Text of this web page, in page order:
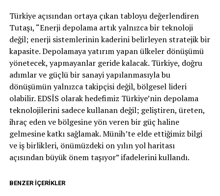
Türkiye açısından ortaya çıkan tabloyu değerlendiren
Tutaşı, “Enerji depolama artık yalnızca bir teknoloji
değil; enerji sistemlerinin kaderini belirleyen stratejik bir
kapasite. Depolamaya yatırım yapan ülkeler dönüşümü
yönetecek, yapmayanlar geride kalacak. Türkiye, doğru
adımlar ve güçlü bir sanayi yapılanmasıyla bu
dönüşümün yalnızca takipçisi değil, bölgesel lideri
olabilir. EDSİS olarak hedefimiz Türkiye’nin depolama
teknolojilerini sadece kullanan değil; geliştiren, üreten,
ihraç eden ve bölgesine yön veren bir güç haline
gelmesine katkı sağlamak. Münih’te elde ettiğimiz bilgi
ve iş birlikleri, önümüzdeki on yılın yol haritası
açısından büyük önem taşıyor” ifadelerini kullandı.
BENZER İÇERIKLER